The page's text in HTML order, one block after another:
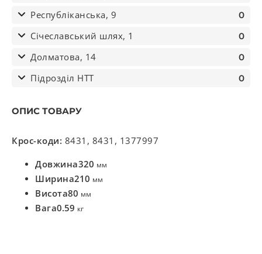
Республіканська, 9 0
Січеславський шлях, 1 0
Долматова, 14 0
Підрозділ НТТ 0
ОПИС ТОВАРУ
Крос-коди: 8431, 8431, 1377997
Довжина320 мм
Ширина210 мм
Висота80 мм
Вага0.59 кг